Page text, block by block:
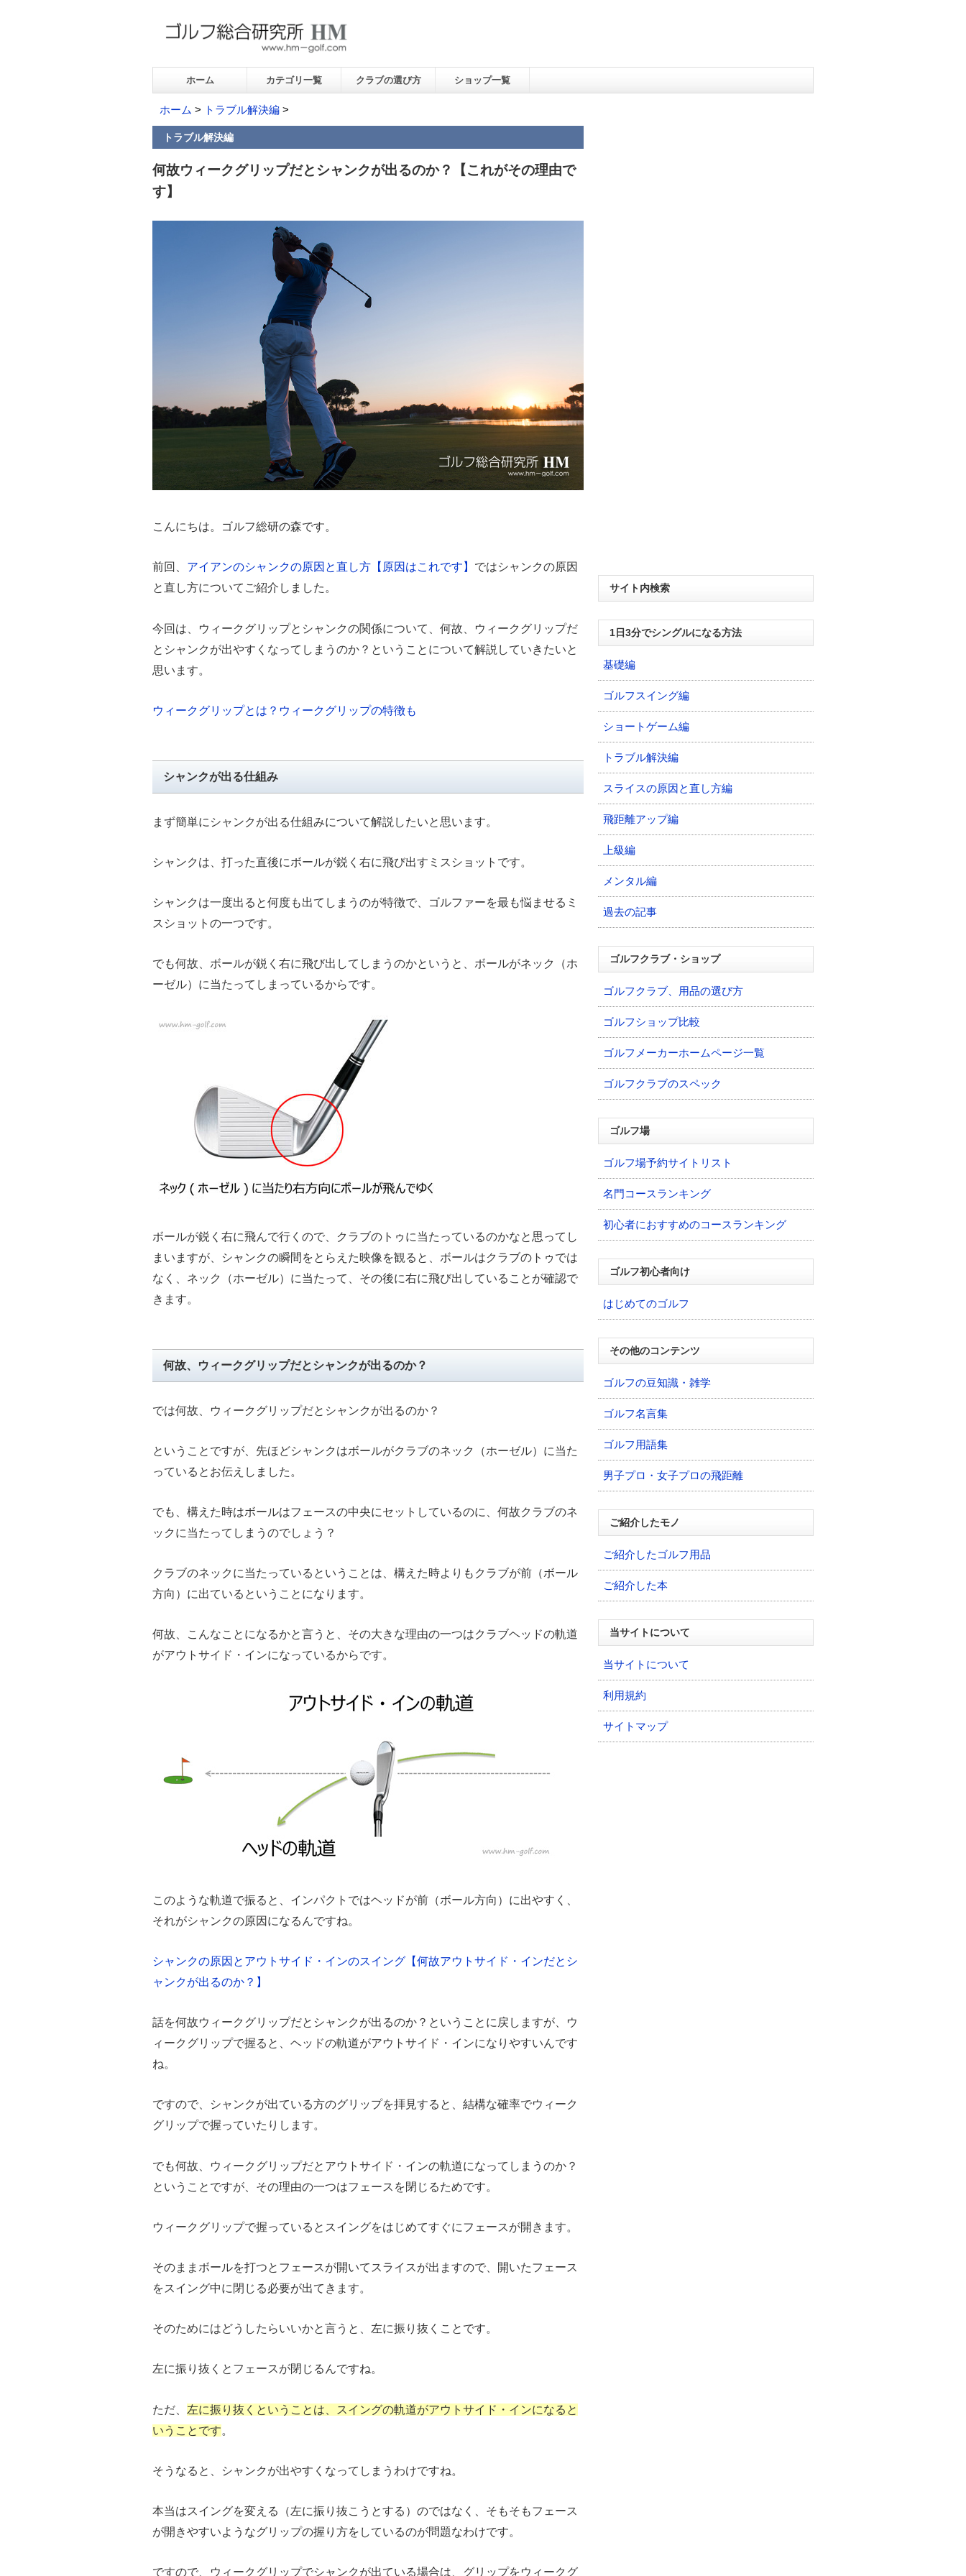
ホーム カテゴリ一覧 クラブの選び方 ショップ一覧
ホーム > トラブル解決編 >
トラブル解決編
何故ウィークグリップだとシャンクが出るのか？【これがその理由で
す】
こんにちは。ゴルフ総研の森です。
前回、 アイアンのシャンクの原因と直し方【原因はこれです】 ではシャンクの原因
と直し方についてご紹介しました。
今回は、ウィークグリップとシャンクの関係について、何故、ウィークグリップだ
とシャンクが出やすくなってしまうのか？ということについて解説していきたいと
思います。
ウィークグリップとは？ウィークグリップの特徴も
シャンクが出る仕組み
まず簡単にシャンクが出る仕組みについて解説したいと思います。
シャンクは、打った直後にボールが鋭く右に飛び出すミスショットです。
シャンクは一度出ると何度も出てしまうのが特徴で、ゴルファーを最も悩ませるミ
スショットの一つです。
でも何故、ボールが鋭く右に飛び出してしまうのかというと、ボールがネック（ホ
ーゼル）に当たってしまっているからです。
ボールが鋭く右に飛んで行くので、クラブのトゥに当たっているのかなと思ってし
まいますが、シャンクの瞬間をとらえた映像を観ると、ボールはクラブのトゥでは
なく、ネック（ホーゼル）に当たって、その後に右に飛び出していることが確認で
きます。
何故、ウィークグリップだとシャンクが出るのか？
では何故、ウィークグリップだとシャンクが出るのか？
ということですが、先ほどシャンクはボールがクラブのネック（ホーゼル）に当た
っているとお伝えしました。
でも、構えた時はボールはフェースの中央にセットしているのに、何故クラブのネ
ックに当たってしまうのでしょう？
クラブのネックに当たっているということは、構えた時よりもクラブが前（ボール
方向）に出ているということになります。
何故、こんなことになるかと言うと、その大きな理由の一つはクラブヘッドの軌道
がアウトサイド・インになっているからです。
このような軌道で振ると、インパクトではヘッドが前（ボール方向）に出やすく、
それがシャンクの原因になるんですね。
シャンクの原因とアウトサイド・インのスイング【何故アウトサイド・インだとシ
ャンクが出るのか？】
話を何故ウィークグリップだとシャンクが出るのか？ということに戻しますが、ウ
ィークグリップで握ると、ヘッドの軌道がアウトサイド・インになりやすいんです
ね。
ですので、シャンクが出ている方のグリップを拝見すると、結構な確率でウィーク
グリップで握っていたりします。
でも何故、ウィークグリップだとアウトサイド・インの軌道になってしまうのか？
ということですが、その理由の一つはフェースを閉じるためです。
ウィークグリップで握っているとスイングをはじめてすぐにフェースが開きます。
そのままボールを打つとフェースが開いてスライスが出ますので、開いたフェース
をスイング中に閉じる必要が出てきます。
そのためにはどうしたらいいかと言うと、左に振り抜くことです。
左に振り抜くとフェースが閉じるんですね。
ただ、 左に振り抜くということは、スイングの軌道がアウトサイド・インになると
いうことです。
そうなると、シャンクが出やすくなってしまうわけですね。
本当はスイングを変える（左に振り抜こうとする）のではなく、そもそもフェース
が開きやすいようなグリップの握り方をしているのが問題なわけです。
ですので、ウィークグリップでシャンクが出ている場合は、グリップをウィークグ
サイト内検索
1日3分でシングルになる方法
基礎編
ゴルフスイング編
ショートゲーム編
トラブル解決編
スライスの原因と直し方編
飛距離アップ編
上級編
メンタル編
過去の記事
ゴルフクラブ・ショップ
ゴルフクラブ、用品の選び方
ゴルフショップ比較
ゴルフメーカーホームページ一覧
ゴルフクラブのスペック
ゴルフ場
ゴルフ場予約サイトリスト
名門コースランキング
初心者におすすめのコースランキング
ゴルフ初心者向け
はじめてのゴルフ
その他のコンテンツ
ゴルフの豆知識・雑学
ゴルフ名言集
ゴルフ用語集
男子プロ・女子プロの飛距離
ご紹介したモノ
ご紹介したゴルフ用品
ご紹介した本
当サイトについて
当サイトについて
利用規約
サイトマップ